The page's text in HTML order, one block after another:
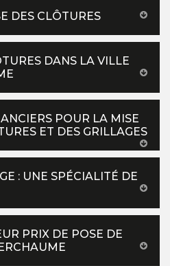
DES CLÔTURES
DANS LA VILLE
POUR LA MISE
ET DES GRILLAGES
: UNE SPÉCIALITÉ DE
PRIX DE POSE DE